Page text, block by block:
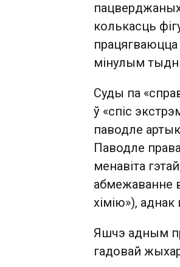
колькасць
працягваюцца
мінулым
Суды па
ў «спіс
паводле
Паводле
менавіта
абмежаванне
хімію»),
Яшчэ адным
гадовай